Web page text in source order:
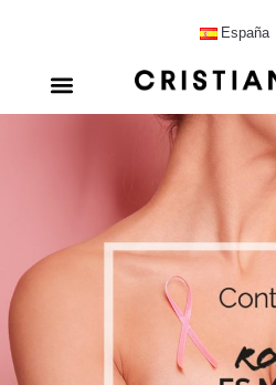
España